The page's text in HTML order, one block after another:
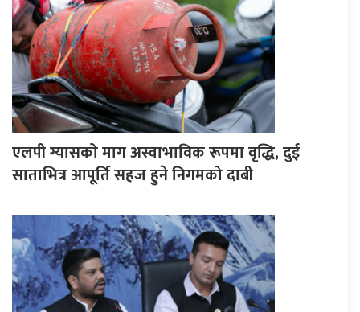
एलपी ग्यासको माग अस्वाभाविक रूपमा वृद्धि, दुई
साताभित्र आपूर्ति सहज हुने निगमको दाबी